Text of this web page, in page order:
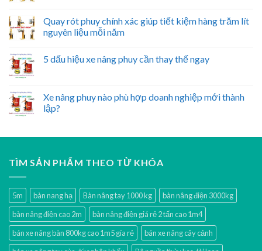
Quay rót phuy chính xác giúp tiết kiệm hàng trăm lít
nguyên liệu mỗi năm
5 dấu hiệu xe nâng phuy cần thay thế ngay
Xe nâng phuy nào phù hợp doanh nghiệp mới thành
lập?
TÌM SẢN PHẨM THEO TỪ KHÓA
5m bàn nang hạ Bàn nâng tay 1000 kg
bàn nâng điện 3000kg
bàn nâng điện cao 2m
bàn nâng điện giá rẻ 2 tấn cao 1m4
bán xe nâng bàn 800kg cao 1m5 gía rẻ
bán xe nâng cây cảnh